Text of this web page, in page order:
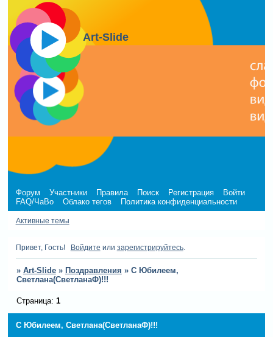
Art-Slide
Форум Участники Правила Поиск Регистрация
Войти
FAQ/ЧаВо
Облако тегов Политика конфиденциальности
Активные темы
Привет, Гость! Войдите или зарегистрируйтесь.
» Art-Slide » Поздравления » С Юбилеем,
Светлана(СветланаФ)!!!
С Юбилеем, Светлана(СветланаФ)!!!
Страница: 1